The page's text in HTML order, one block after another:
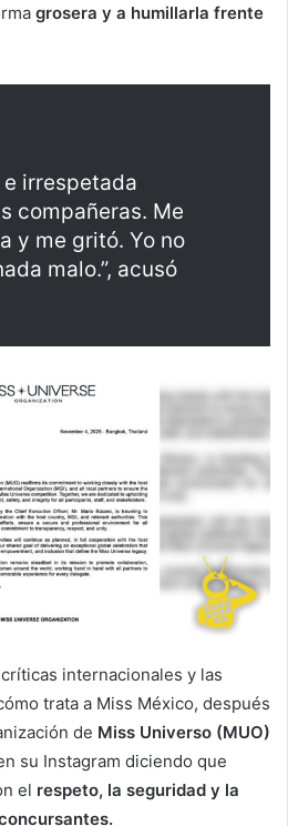
grosera y a humillarla frente
e irrespetada
compañeras. Me
y me gritó. Yo no
malo.”, acusó
internacionales y las
trata a Miss México, después
de Miss Universo (MUO)
su Instagram diciendo que
el respeto, la seguridad y la